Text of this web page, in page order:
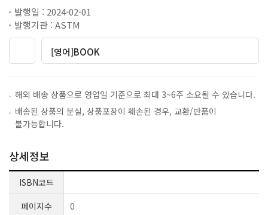
발행일 : 2024-02-01
발행기관 : ASTM
[영어]BOOK
해외 배송 상품으로 영업일 기준으로 최대 3~6주 소요될 수 있습니다.
배송된 상품의 분실, 상품포장이 훼손된 경우, 교환/반품이
불가능합니다.
상세정보
ISBN코드
페이지수
0